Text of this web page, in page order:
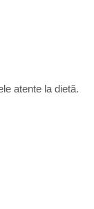
atente la dietă.